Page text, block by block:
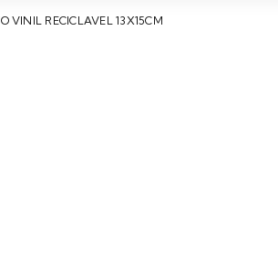
VINIL RECICLAVEL 13X15CM